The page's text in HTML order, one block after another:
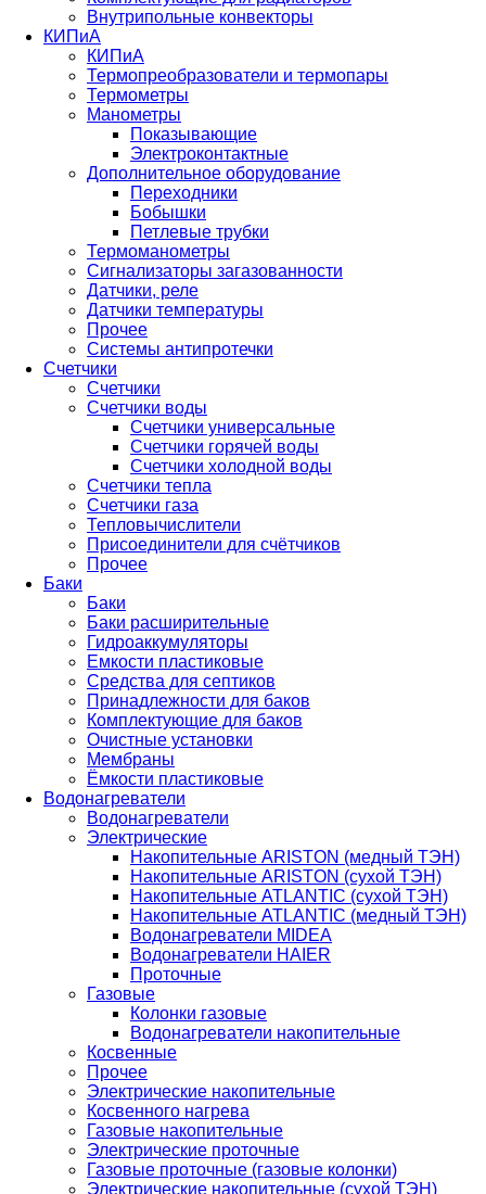
Внутрипольные конвекторы
КИПиА
КИПиА
Термопреобразователи и термопары
Термометры
Манометры
Показывающие
Электроконтактные
Дополнительное оборудование
Переходники
Бобышки
Петлевые трубки
Термоманометры
Сигнализаторы загазованности
Датчики, реле
Датчики температуры
Прочее
Системы антипротечки
Счетчики
Счетчики
Счетчики воды
Счетчики универсальные
Счетчики горячей воды
Счетчики холодной воды
Счетчики тепла
Счетчики газа
Тепловычислители
Присоединители для счётчиков
Прочее
Баки
Баки
Баки расширительные
Гидроаккумуляторы
Емкости пластиковые
Средства для септиков
Принадлежности для баков
Комплектующие для баков
Очистные установки
Мембраны
Ёмкости пластиковые
Водонагреватели
Водонагреватели
Электрические
Накопительные ARISTON (медный ТЭН)
Накопительные ARISTON (сухой ТЭН)
Накопительные ATLANTIC (сухой ТЭН)
Накопительные ATLANTIC (медный ТЭН)
Водонагреватели MIDEA
Водонагреватели HAIER
Проточные
Газовые
Колонки газовые
Водонагреватели накопительные
Косвенные
Прочее
Электрические накопительные
Косвенного нагрева
Газовые накопительные
Электрические проточные
Газовые проточные (газовые колонки)
Электрические накопительные (сухой ТЭН)